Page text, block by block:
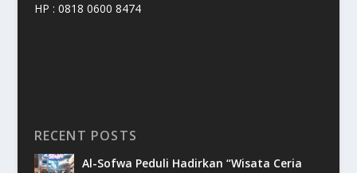
HP : 0818 0600 8474
RECENT POSTS
Al-Sofwa Peduli Hadirkan “Wisata Ceria